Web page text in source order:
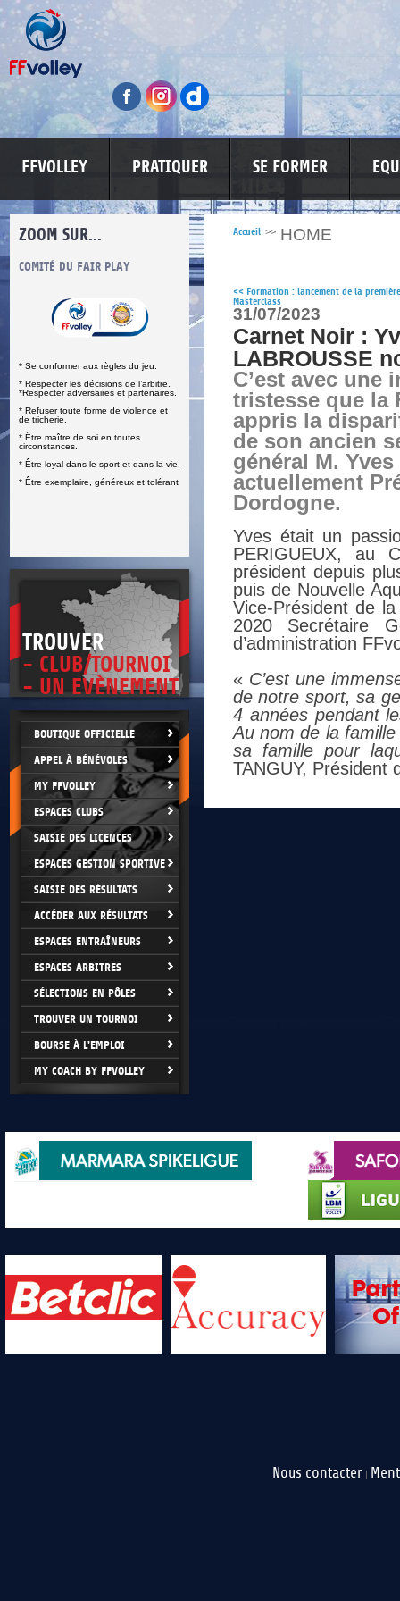
FFVOLLEY PRATIQUER SE FORMER
ZOOM SUR...
COMITÉ DU FAIR PLAY
* Se conformer aux règles du jeu.
* Respecter les décisions de l’arbitre.
*Respecter adversaires et partenaires.
* Refuser toute forme de violence et
de tricherie.
* Être maître de soi en toutes
circonstances.
* Être loyal dans le sport et dans la vie.
* Être exemplaire, généreux et tolérant
LUTTE CONTRE LES VIOLENCES
TROUVER
- CLUB/TOURNOI
- UN EVÈNEMENT
BOUTIQUE OFFICIELLE
APPEL À BÉNÉVOLES
MY FFVOLLEY
ESPACES CLUBS
SAISIE DES LICENCES
ESPACES GESTION SPORTIVE
SAISIE DES RÉSULTATS
ACCÉDER AUX RÉSULTATS
ESPACES ENTRAÎNEURS
ESPACES ARBITRES
SÉLECTIONS EN PÔLES
TROUVER UN TOURNOI
BOURSE À L'EMPLOI
MY COACH BY FFVOLLEY
Accueil >> HOME
<< Formation : lancement de la première
Masterclass
31/07/2023
Carnet Noir :
LABROUSSE
C’est avec une
tristesse que la
appris la
de son ancien
général M.
actuellement
Dordogne.
Yves était un
PERIGUEUX, au
président depuis
puis de Nouvelle
Vice-Président de
2020 Secrétaire
d’administration
« C’est une
de notre sport, sa
4 années pendant
Au nom de la
sa famille pour
TANGUY, Président
Nous contacter |